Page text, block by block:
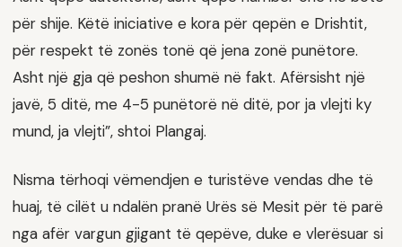
për shije. Këtë iniciative e kora për qepën e Drishtit,
për respekt të zonës tonë që jena zonë punëtore.
Asht një gja që peshon shumë në fakt. Afërsisht një
javë, 5 ditë, me 4-5 punëtorë në ditë, por ja vlejti ky
mund, ja vlejti”, shtoi Plangaj.
Nisma tërhoqi vëmendjen e turistëve vendas dhe të
huaj, të cilët u ndalën pranë Urës së Mesit për të parë
nga afër vargun gjigant të qepëve, duke e vlerësuar si